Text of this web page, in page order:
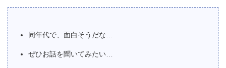
同年代で、面白そうだな…
ぜひお話を聞いてみたい…